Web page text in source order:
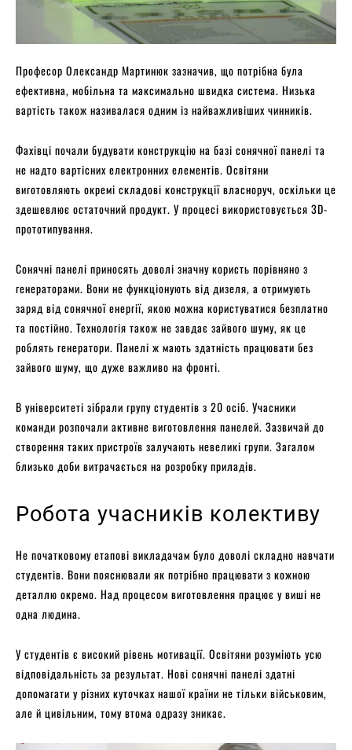
Професор Олександр Мартинюк зазначив, що потрібна була
ефективна, мобільна та максимально швидка система. Низька
вартість також називалася одним із найважливіших чинників.
Фахівці почали будувати конструкцію на базі сонячної панелі та
не надто вартісних електронних елементів. Освітяни
виготовляють окремі складові конструкції власноруч, оскільки це
здешевлює остаточний продукт. У процесі використовується 3D-
прототипування.
Сонячні панелі приносять доволі значну користь порівняно з
генераторами. Вони не функціонують від дизеля, а отримують
заряд від сонячної енергії, якою можна користуватися безплатно
та постійно. Технологія також не завдає зайвого шуму, як це
роблять генератори. Панелі ж мають здатність працювати без
зайвого шуму, що дуже важливо на фронті.
В університеті зібрали групу студентів з 20 осіб. Учасники
команди розпочали активне виготовлення панелей. Зазвичай до
створення таких пристроїв залучають невеликі групи. Загалом
близько доби витрачається на розробку приладів.
Робота учасників колективу
Не початковому етапові викладачам було доволі складно навчати
студентів. Вони пояснювали як потрібно працювати з кожною
деталлю окремо. Над процесом виготовлення працює у виші не
одна людина.
У студентів є високий рівень мотивації. Освітяни розуміють усю
відповідальність за результат. Нові сонячні панелі здатні
допомагати у різних куточках нашої країни не тільки військовим,
але й цивільним, тому втома одразу зникає.